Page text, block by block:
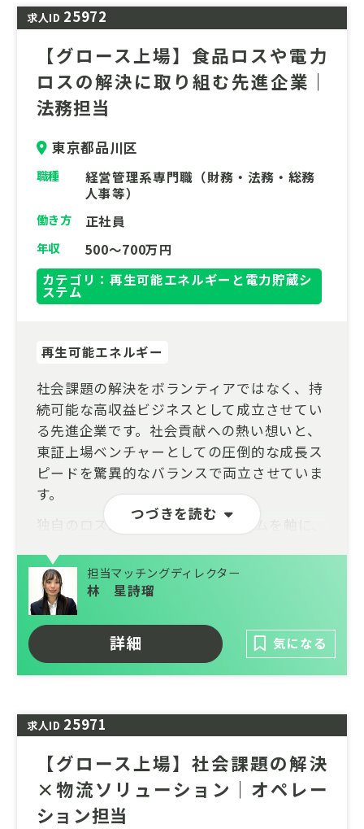
求人ID 25972
【グロース上場】食品ロスや電力
ロスの解決に取り組む先進企業｜
法務担当
東京都品川区
職種
経営管理系専門職（財務・法務・総務
人事等）
働き方 正社員
年収
500～700万円
カテゴリ：再生可能エネルギーと電力貯蔵シ
ステム
つづきを読む
再生可能エネルギー
社会課題の解決をボランティアではなく、持
続可能な高収益ビジネスとして成立させてい
る先進企業です。社会貢献への熱い想いと、
東証上場ベンチャーとしての圧倒的な成長ス
ピードを驚異的なバランスで両立させていま
す。
独自のロス削減ECプラットフォームを軸に、
果を創出。数千社に及ぶ大手メーカーとの強
固なネットワークを武器に、現在は企業のサ
プライチェーン最適化を担うBtoBソリュー
ション事業へも領域を拡大しています。
現在は再生可能エネルギーの普及を加速させ
マーケットにおいて、非連続な事業拡大を遂
担当マッチングディレクター
林 星詩瑠
詳細 気になる
求人ID 25971
【グロース上場】社会課題の解決
×物流ソリューション｜オペレー
ション担当